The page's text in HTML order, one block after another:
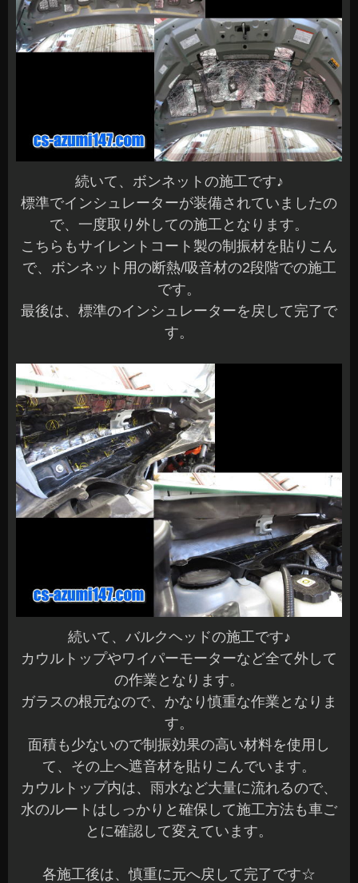
続いて、ボンネットの施工です♪
標準でインシュレーターが装備されていましたの
で、一度取り外しての施工となります。
こちらもサイレントコート製の制振材を貼りこん
で、ボンネット用の断熱/吸音材の2段階での施工
です。
最後は、標準のインシュレーターを戻して完了で
す。
続いて、バルクヘッドの施工です♪
カウルトップやワイパーモーターなど全て外して
の作業となります。
ガラスの根元なので、かなり慎重な作業となりま
す。
面積も少ないので制振効果の高い材料を使用し
て、その上へ遮音材を貼りこんでいます。
カウルトップ内は、雨水など大量に流れるので、
水のルートはしっかりと確保して施工方法も車ご
とに確認して変えています。
各施工後は、慎重に元へ戻して完了です☆